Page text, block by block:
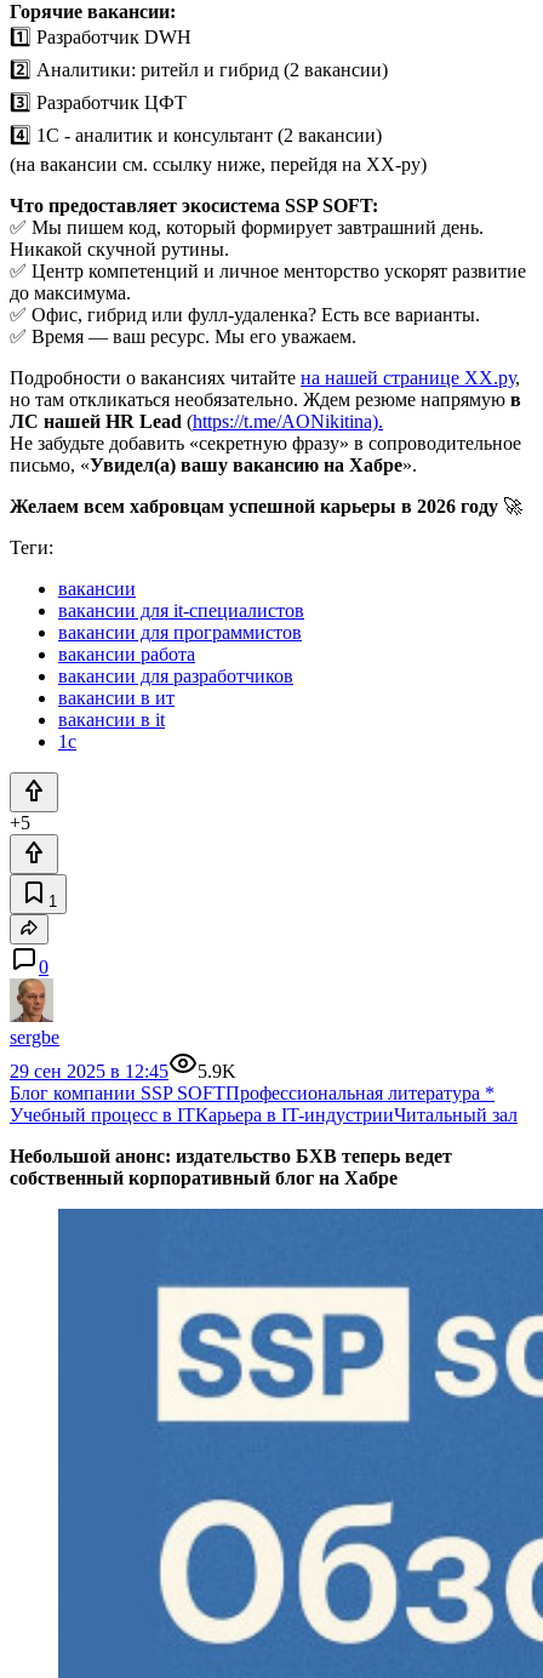
Горячие вакансии:
1️⃣ Разработчик DWH
2️⃣ Аналитики: ритейл и гибрид (2 вакансии)
3️⃣ Разработчик ЦФТ
4️⃣ 1С - аналитик и консультант (2 вакансии)
(на вакансии см. ссылку ниже, перейдя на ХХ-ру)
Что предоставляет экосистема SSP SOFT:
✅ Мы пишем код, который формирует завтрашний день.
Никакой скучной рутины.
✅ Центр компетенций и личное менторство ускорят развитие
до максимума.
✅ Офис, гибрид или фулл-удаленка? Есть все варианты.
✅ Время — ваш ресурс. Мы его уважаем.
Подробности о вакансиях читайте на нашей странице ХХ.ру,
но там откликаться необязательно. Ждем резюме напрямую в
ЛС нашей HR Lead (https://t.me/AONikitina).
Не забудьте добавить «секретную фразу» в сопроводительное
письмо, «Увидел(а) вашу вакансию на Хабре».
Желаем всем хабровцам успешной карьеры в 2026 году 🚀
Теги:
вакансии
вакансии для it-специалистов
вакансии для программистов
вакансии работа
вакансии для разработчиков
вакансии в ит
вакансии в it
1с
+5
1
0
sergbe
29 сен 2025 в 12:45
5.9K
Блог компании SSP SOFTПрофессиональная литература *
Учебный процесс в ITКарьера в IT-индустрииЧитальный зал
Небольшой анонс: издательство БХВ теперь ведет
собственный корпоративный блог на Хабре